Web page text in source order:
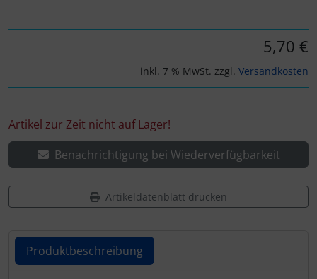
5,70 €
inkl. 7 % MwSt. zzgl. Versandkosten
Artikel zur Zeit nicht auf Lager!
Benachrichtigung bei Wiederverfügbarkeit
Artikeldatenblatt drucken
Produktbeschreibung